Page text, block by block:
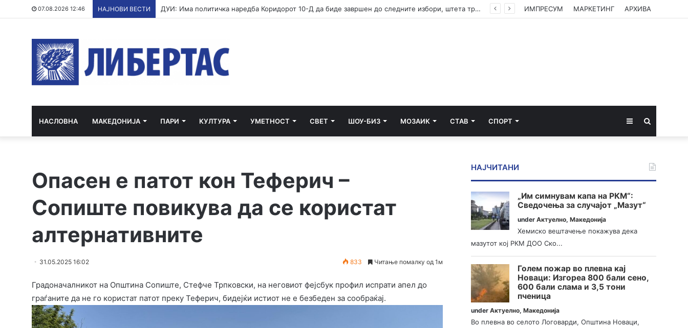
07.08.2026 12:46 НАЈНОВИ ВЕСТИ ДУИ: Има политичка наредба Коридорот 10-Д да биде завршен до следните избори, штета трпи Коридорот 8 ИМПРЕСУМ МАРКЕТИНГ АРХИВА
НАСЛОВНА МАКЕДОНИЈА ПАРИ КУЛТУРА УМЕТНОСТ СВЕТ ШОУ-БИЗ МОЗАИК СТАВ СПОРТ Sidebar
Опасен е патот кон Теферич –
Сопиште повикува да се користат
алтернативните
31.05.2025 16:02 833 Читање помалку од 1м
Градоначалникот на Општина Сопиште, Стефче Трпковски, на неговиот фејсбук профил испрати апел до
граѓаните да не го користат патот преку Теферич, бидејќи истиот не е безбеден за сообраќај.
НАЈЧИТАНИ
„Им симнувам капа на РКМ“:
Сведочења за случајот „Мазут“
underАктуелно,Македонија
Хемиско вештачење покажува дека
мазутот кој РКМ ДОО Ско...
Голем пожар во плевна кај
Новаци: Изгореа 800 бали сено,
600 бали слама и 3,5 тони
пченица
underАктуелно,Македонија
Во плевна во селото Логоварди, Општина Новаци,